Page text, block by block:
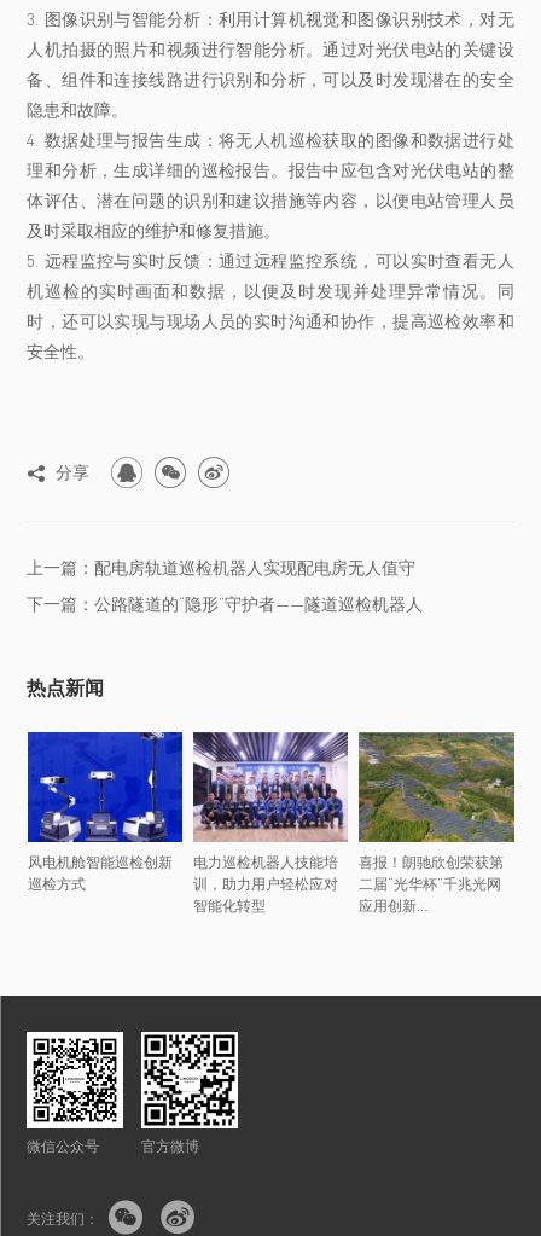
3. 图像识别与智能分析：利用计算机视觉和图像识别技术，对无
人机拍摄的照片和视频进行智能分析。通过对光伏电站的关键设
备、组件和连接线路进行识别和分析，可以及时发现潜在的安全
隐患和故障。
4. 数据处理与报告生成：将无人机巡检获取的图像和数据进行处
理和分析，生成详细的巡检报告。报告中应包含对光伏电站的整
体评估、潜在问题的识别和建议措施等内容，以便电站管理人员
及时采取相应的维护和修复措施。
5. 远程监控与实时反馈：通过远程监控系统，可以实时查看无人
机巡检的实时画面和数据，以便及时发现并处理异常情况。同
时，还可以实现与现场人员的实时沟通和协作，提高巡检效率和
安全性。
 分享   
上一篇：配电房轨道巡检机器人实现配电房无人值守
下一篇：公路隧道的“隐形”守护者——隧道巡检机器人
热点新闻
风电机舱智能巡检创新
巡检方式
电力巡检机器人技能培
训，助力用户轻松应对
智能化转型
喜报！朗驰欣创荣获第
二届“光华杯”千兆光网
应用创新...
微信公众号 官方微博
关注我们：  